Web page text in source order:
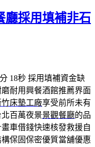
廳採用填補非石
18秒 採用填補資金缺
耐用興餐酒館推薦界面
竹床墊工廠享受前所未有
百萬夜景景觀餐廳的品
車借錢快速核發救援自
保固保密優質當舖優惠